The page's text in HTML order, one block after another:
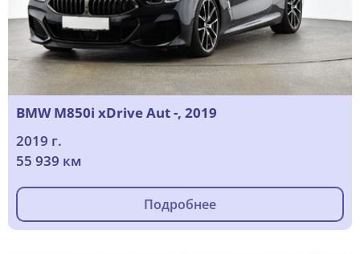
BMW M850i xDrive Aut -, 2019
2019 г.
55 939 км
Подробнее